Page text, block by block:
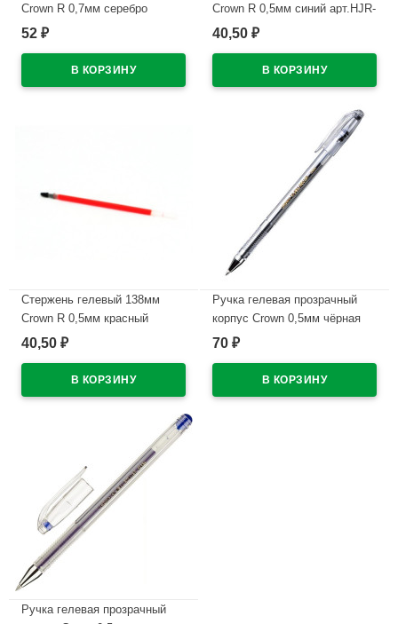
Crown R 0,7мм серебро
металлик арт.HJR-200GSM
52 ₽
Crown R 0,5мм синий арт.HJR-
200
40,50 ₽
Стержень гелевый 138мм
Crown R 0,5мм красный
арт.HJR-200
40,50 ₽
Ручка гелевая прозрачный
корпус Crown 0,5мм чёрная
В наличии
70 ₽
Ручка гелевая прозрачный